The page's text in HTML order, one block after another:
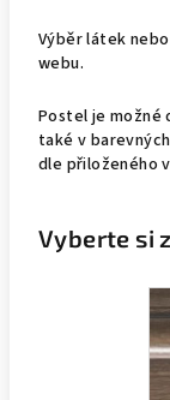
Výběr látek
webu.
Postel je
také v
dle přiloženého
Vyberte si